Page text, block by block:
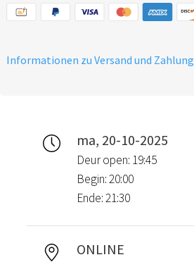
Informationen zu Versand und Zahlung
ma, 20-10-2025
Deur open: 19:45
Begin: 20:00
Ende: 21:30
ONLINE